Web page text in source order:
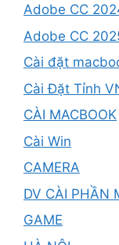
Adobe CC
Adobe CC
Cài đặt
Cài Đặt Tỉnh
CÀI MACBOOK
Cài Win
CAMERA
DV CÀI PHẦN
GAME